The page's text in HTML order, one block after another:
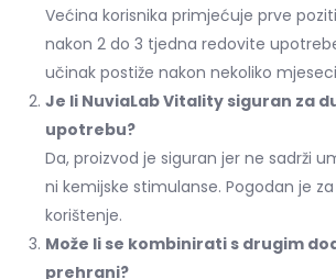
Većina korisnika primjećuje prve
nakon 2 do 3 tjedna redovite
učinak postiže nakon nekoliko
Je li NuviaLab Vitality siguran za
upotrebu?
Da, proizvod je siguran jer ne sadrži
ni kemijske stimulanse. Pogodan je
korištenje.
Može li se kombinirati s drugim
prehrani?